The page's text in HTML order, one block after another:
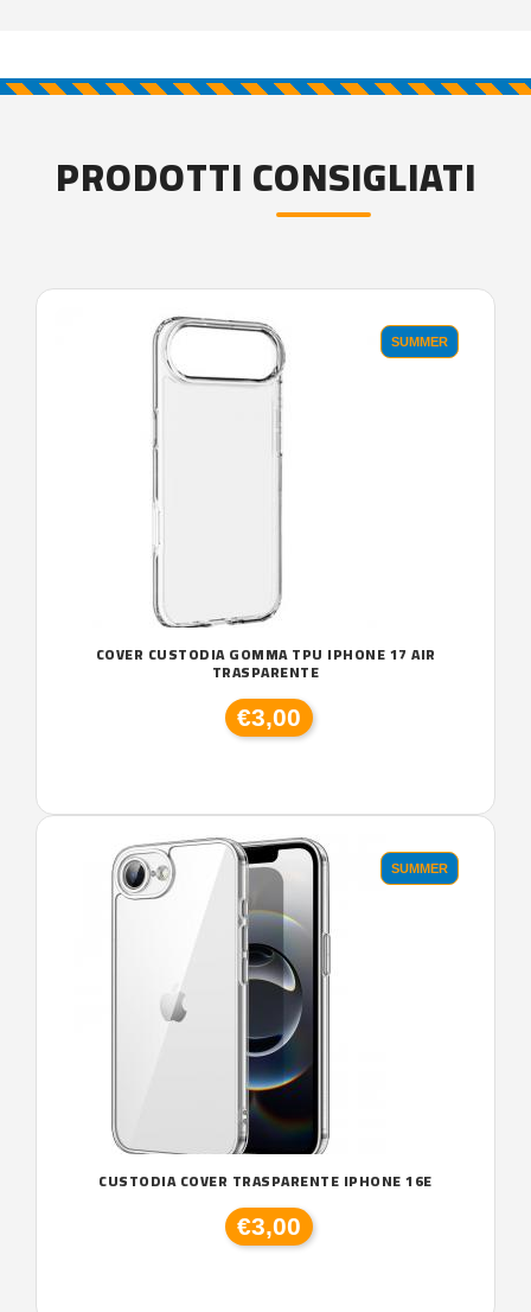
PRODOTTI CONSIGLIATI
SUMMER
COVER CUSTODIA GOMMA TPU IPHONE 17 AIR
TRASPARENTE
€3,00
SUMMER
CUSTODIA COVER TRASPARENTE IPHONE 16E
€3,00